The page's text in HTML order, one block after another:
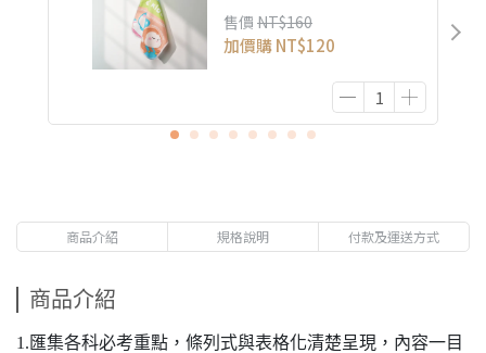
售價 NT$160
加價購NT$120
商品介紹 規格說明 付款及運送方式
商品介紹
1.匯集各科必考重點，條列式與表格化清楚呈現，內容一目